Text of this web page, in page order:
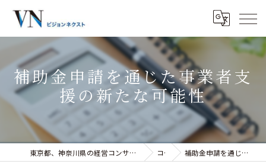
補助金申請を通じた事業者支
援の新たな可能性
東京都、神奈川県の経営コンサルティングなら株式会社ビジョンネクスト コラム 補助金申請を通じた事業者支援の新たな可能性